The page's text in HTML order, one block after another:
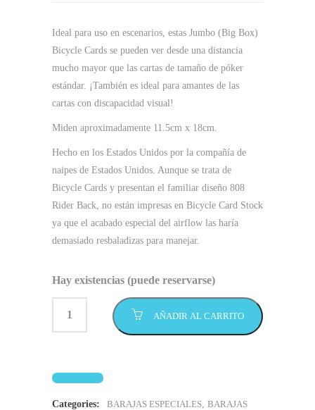
Ideal para uso en escenarios, estas Jumbo (Big Box)
Bicycle Cards se pueden ver desde una distancia
mucho mayor que las cartas de tamaño de póker
estándar. ¡También es ideal para amantes de las
cartas con discapacidad visual!
Miden aproximadamente 11.5cm x 18cm.
Hecho en los Estados Unidos por la compañía de
naipes de Estados Unidos. Aunque se trata de
Bicycle Cards y presentan el familiar diseño 808
Rider Back, no están impresas en Bicycle Card Stock
ya que el acabado especial del airflow las haría
demasiado resbaladizas para manejar.
Hay existencias (puede reservarse)
AÑADIR AL CARRITO
Categories: BARAJAS ESPECIALES, BARAJAS